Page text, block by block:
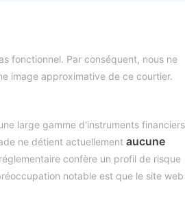
fonctionnel. Par conséquent, nous ne
image approximative de ce courtier.
large gamme d'instruments
ne détient actuellement aucune
confère un profil de risque
notable est que le site web